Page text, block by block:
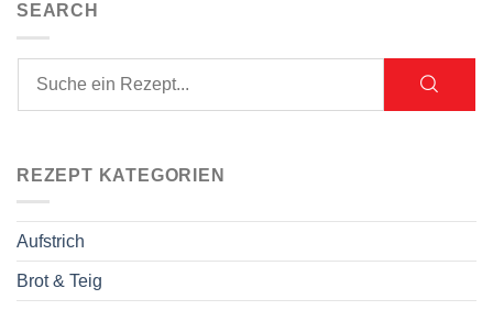
SEARCH
REZEPT KATEGORIEN
Aufstrich
Brot & Teig